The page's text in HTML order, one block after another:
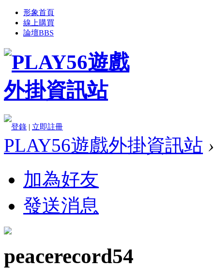
形象首頁
線上購買
論壇BBS
登錄 | 立即註冊
PLAY56遊戲外掛資訊站 ›
加為好友
發送消息
peacerecord54